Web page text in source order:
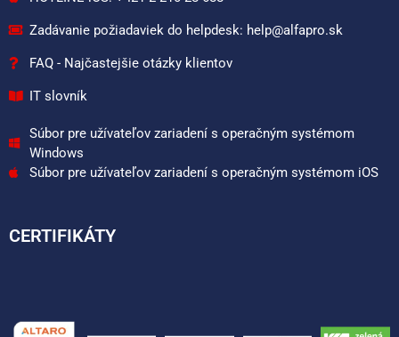
Zadávanie požiadaviek do helpdesk: help@alfapro.sk
FAQ - Najčastejšie otázky klientov
IT slovník
Súbor pre užívateľov zariadení s operačným systémom
Windows
Súbor pre užívateľov zariadení s operačným systémom iOS
CERTIFIKÁTY